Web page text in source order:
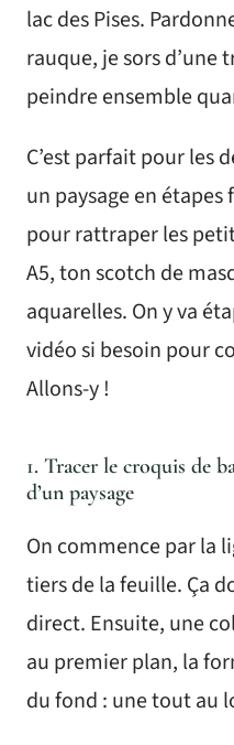
lac des Pises.
rauque, je sors d’une
peindre ensemble
C’est parfait pour les
un paysage en étapes
pour rattraper les
A5, ton scotch de
aquarelles. On y va
vidéo si besoin pour
Allons-y !
1. Tracer le croquis de
d’un paysage
On commence par la
tiers de la feuille. Ça
direct. Ensuite, une
au premier plan, la
du fond : une tout au